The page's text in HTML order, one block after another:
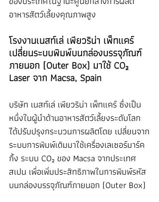
อาหารสัตว์เลี้ยงคุณภาพสูง
โรงงานเนสท์เล่ เพียวริน่า เพ็ทแคร์
เปลี่ยนระบบพิมพ์บนกล่องบรรจุภัณฑ์
ภายนอก (Outer Box) มาใช้ CO₂
Laser จาก Macsa, Spain
บริษัท เนสท์เล่ เพียวริน่า เพ็ทแคร์ ซึ่งเป็น
หนึ่งในผู้นำด้านอาหารสัตว์เลี้ยงระดับโลก
ได้ปรับปรุงกระบวนการผลิตโดย เปลี่ยนจาก
ระบบการพิมพ์เดิมมาใช้เครื่องเลเซอร์มาร์ค
กิ้ง ระบบ CO₂ ของ Macsa จากประเทศ
สเปน เพื่อเพิ่มประสิทธิภาพในการพิมพ์รหัส
บนกล่องบรรจุภัณฑ์ภายนอก (Outer Box)